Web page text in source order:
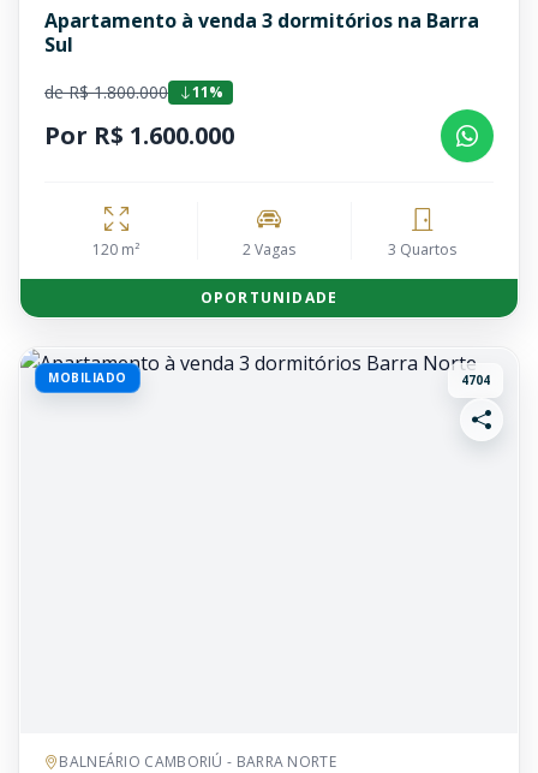
Apartamento à venda 3 dormitórios na Barra
Sul
de R$ 1.800.000 11%
Por R$ 1.600.000
120 m² 2 Vagas 3 Quartos
OPORTUNIDADE
MOBILIADO 4704
BALNEÁRIO CAMBORIÚ - BARRA NORTE